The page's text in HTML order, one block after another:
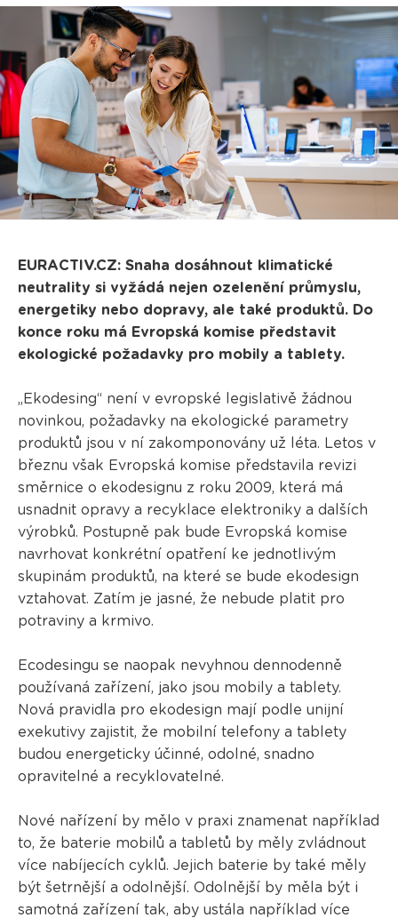
EURACTIV.CZ: Snaha dosáhnout klimatické
neutrality si vyžádá nejen ozelenění průmyslu,
energetiky nebo dopravy, ale také produktů. Do
konce roku má Evropská komise představit
ekologické požadavky pro mobily a tablety.
„Ekodesing“ není v evropské legislativě žádnou
novinkou, požadavky na ekologické parametry
produktů jsou v ní zakomponovány už léta. Letos v
březnu však Evropská komise představila revizi
směrnice o ekodesignu z roku 2009, která má
usnadnit opravy a recyklace elektroniky a dalších
výrobků. Postupně pak bude Evropská komise
navrhovat konkrétní opatření ke jednotlivým
skupinám produktů, na které se bude ekodesign
vztahovat. Zatím je jasné, že nebude platit pro
potraviny a krmivo.
Ecodesingu se naopak nevyhnou dennodenně
používaná zařízení, jako jsou mobily a tablety.
Nová pravidla pro ekodesign mají podle unijní
exekutivy zajistit, že mobilní telefony a tablety
budou energeticky účinné, odolné, snadno
opravitelné a recyklovatelné.
Nové nařízení by mělo v praxi znamenat například
to, že baterie mobilů a tabletů by měly zvládnout
více nabíjecích cyklů. Jejich baterie by také měly
být šetrnější a odolnější. Odolnější by měla být i
samotná zařízení tak, aby ustála například více